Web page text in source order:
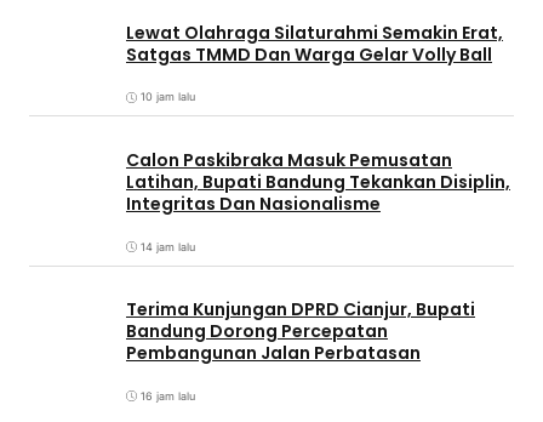
Lewat Olahraga Silaturahmi Semakin Erat,
Satgas TMMD Dan Warga Gelar Volly Ball
10 jam lalu
Calon Paskibraka Masuk Pemusatan
Latihan, Bupati Bandung Tekankan Disiplin,
Integritas Dan Nasionalisme
14 jam lalu
Terima Kunjungan DPRD Cianjur, Bupati
Bandung Dorong Percepatan
Pembangunan Jalan Perbatasan
16 jam lalu